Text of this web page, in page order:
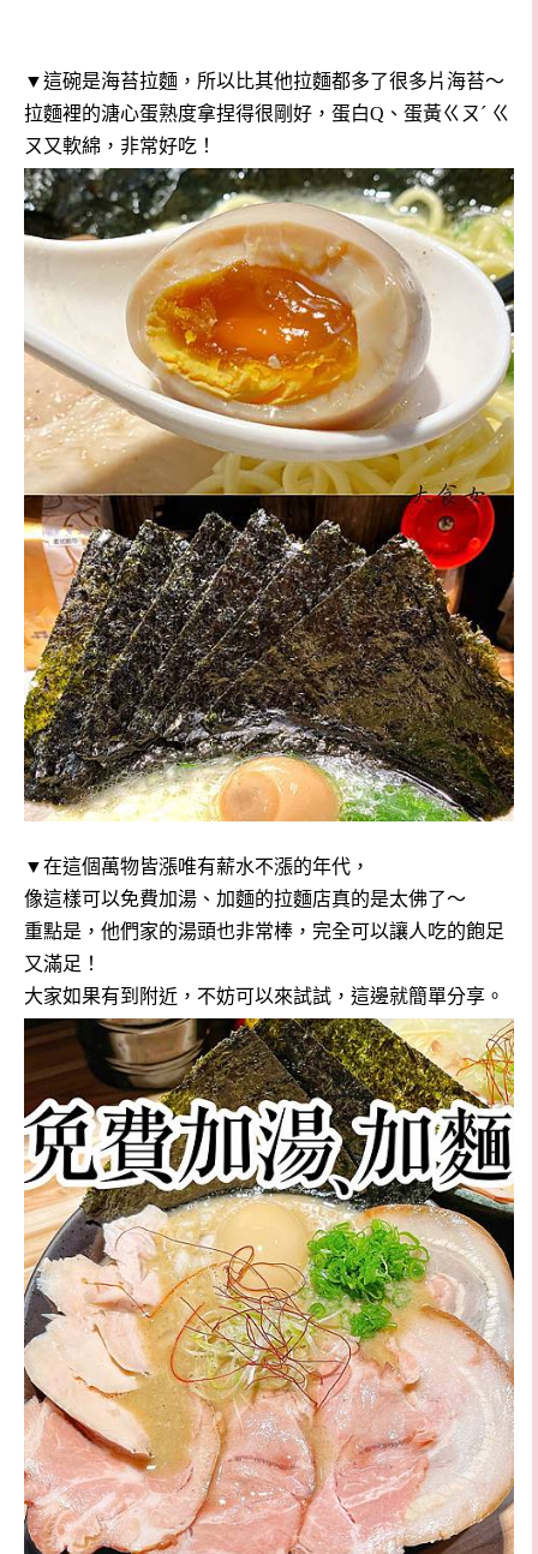
▼這碗是海苔拉麵，所以比其他拉麵都多了很多片海苔～
拉麵裡的溏心蛋熟度拿捏得很剛好，蛋白Q、蛋黃ㄍㄡˊ ㄍ
ㄡ又軟綿，非常好吃！
▼在這個萬物皆漲唯有薪水不漲的年代，
像這樣可以免費加湯、加麵的拉麵店真的是太佛了～
重點是，他們家的湯頭也非常棒，完全可以讓人吃的飽足
又滿足！
大家如果有到附近，不妨可以來試試，這邊就簡單分享。